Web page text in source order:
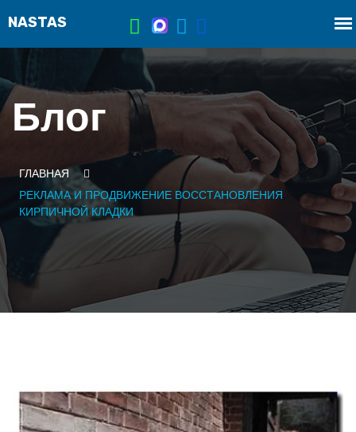
Блог
ГЛАВНАЯ
РЕКЛАМА И ПРОДВИЖЕНИЕ ВОССТАНОВЛЕНИЯ
КИРПИЧНОЙ КЛАДКИ